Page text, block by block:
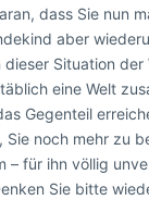
dass Sie nun
aber
Situation
eine Welt
Gegenteil
Sie noch mehr zu
– für ihn völlig
Sie bitte